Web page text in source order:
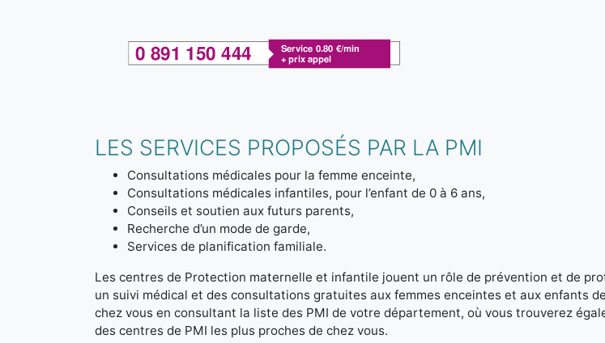
LES SERVICES PROPOSÉS PAR LA PMI
Consultations médicales pour la femme enceinte,
Consultations médicales infantiles, pour l’enfant de 0 à 6 ans,
Conseils et soutien aux futurs parents,
Recherche d’un mode de garde,
Services de planification familiale.
Les centres de Protection maternelle et infantile jouent un rôle de prévention et de
un suivi médical et des consultations gratuites aux femmes enceintes et aux enfants
chez vous en consultant la liste des PMI de votre département, où vous trouverez
des centres de PMI les plus proches de chez vous.